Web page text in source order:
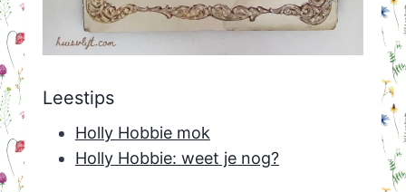
Leestips
Holly Hobbie mok
Holly Hobbie: weet je nog?